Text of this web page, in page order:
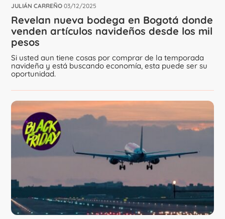
JULIÁN CARREÑO 03/12/2025
Revelan nueva bodega en Bogotá donde
venden artículos navideños desde los mil
pesos
Si usted aun tiene cosas por comprar de la temporada
navideña y está buscando economía, esta puede ser su
oportunidad.